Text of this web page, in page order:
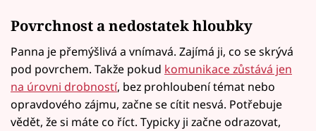
Povrchnost a nedostatek hloubky
Panna je přemýšlivá a vnímavá. Zajímá ji, co se skrývá
pod povrchem. Takže pokud komunikace zůstává jen
na úrovni drobností, bez prohloubení témat nebo
opravdového zájmu, začne se cítit nesvá. Potřebuje
vědět, že si máte co říct. Typicky ji začne odrazovat,